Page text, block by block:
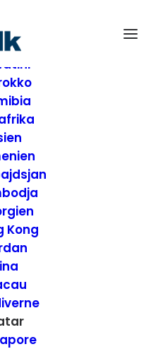
Kong
om